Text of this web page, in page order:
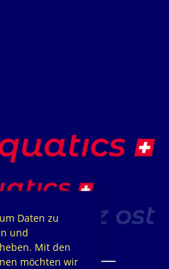
Daten zu
und
Mit den
möchten wir